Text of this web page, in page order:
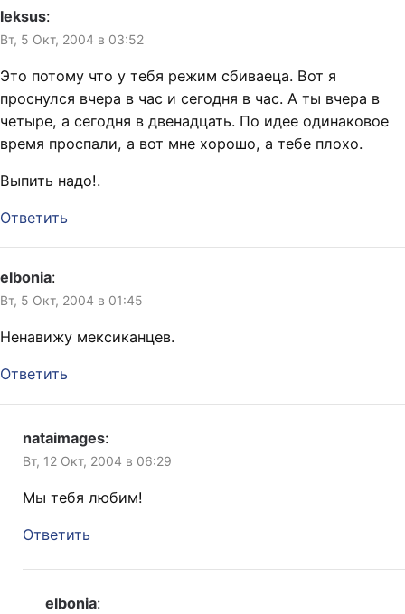
leksus:
Вт, 5 Окт, 2004 в 03:52
Это потому что у тебя режим сбиваеца. Вот я
проснулся вчера в час и сегодня в час. А ты вчера в
четыре, а сегодня в двенадцать. По идее одинаковое
время проспали, а вот мне хорошо, а тебе плохо.
Выпить надо!.
Ответить
elbonia:
Вт, 5 Окт, 2004 в 01:45
Ненавижу мексиканцев.
Ответить
nataimages:
Вт, 12 Окт, 2004 в 06:29
Мы тебя любим!
Ответить
elbonia: